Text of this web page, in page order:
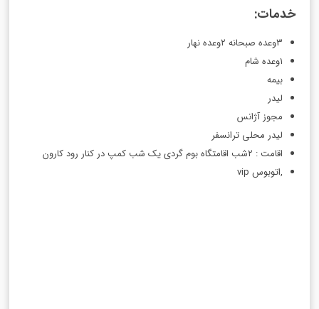
خدمات:
۳وعده صبحانه ۲وعده نهار
۱وعده شام
بیمه‌ ‌
لیدر
مجوز آژانس
لیدر محلی ترانسفر
اقامت : ۲شب اقامتگاه بوم گردی یک شب کمپ در کنار رود کارون
,اتوبوس vip